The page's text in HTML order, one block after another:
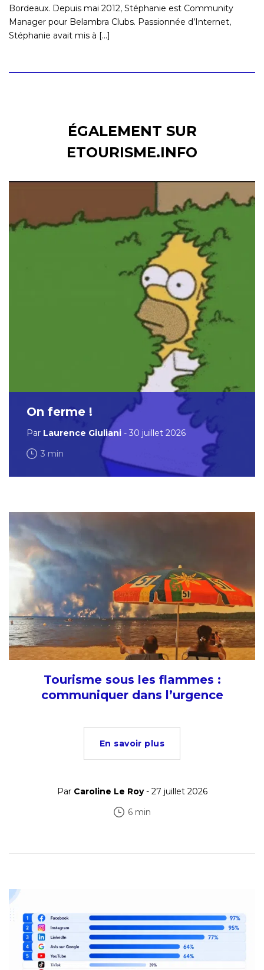
Bordeaux. Depuis mai 2012, Stéphanie est Community
Manager pour Belambra Clubs. Passionnée d’Internet,
Stéphanie avait mis à [...]
ÉGALEMENT SUR
ETOURISME.INFO
On ferme !
Par Laurence Giuliani - 30 juillet 2026
3 min
Tourisme sous les flammes :
communiquer dans l’urgence
En savoir plus
Par Caroline Le Roy- 27 juillet 2026
6 min